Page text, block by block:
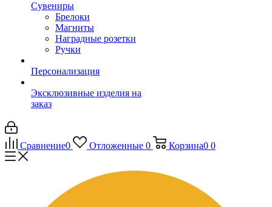
Сувениры
Брелоки
Магниты
Наградные розетки
Ручки
Персонализация
Эксклюзивные изделия на
заказ
Сравнение0 Отложенные 0 Корзина0 0